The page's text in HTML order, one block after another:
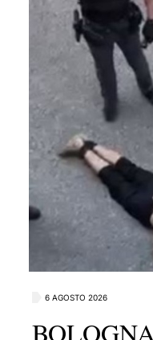
6 AGOSTO 2026